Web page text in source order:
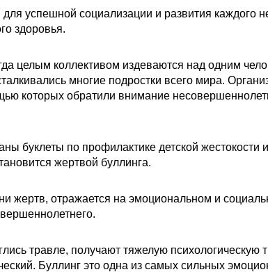
успешной социализации и развития каждого
здоровья.
целым коллективом издеваются над одним
многие подростки всего мира.
которых обратили внимание
буклеты по профилактике детской
жертвой буллинга.
жертв, отражается на эмоциональном и
травле, получают тяжелую психологическую
Буллинг это одна из самых сильных